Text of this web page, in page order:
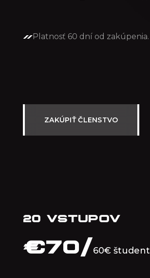
Platnosť 60 dní od zakúpenia.
ZAKÚPIŤ ČLENSTVO
20 VSTUPOV
€70/60€ študent